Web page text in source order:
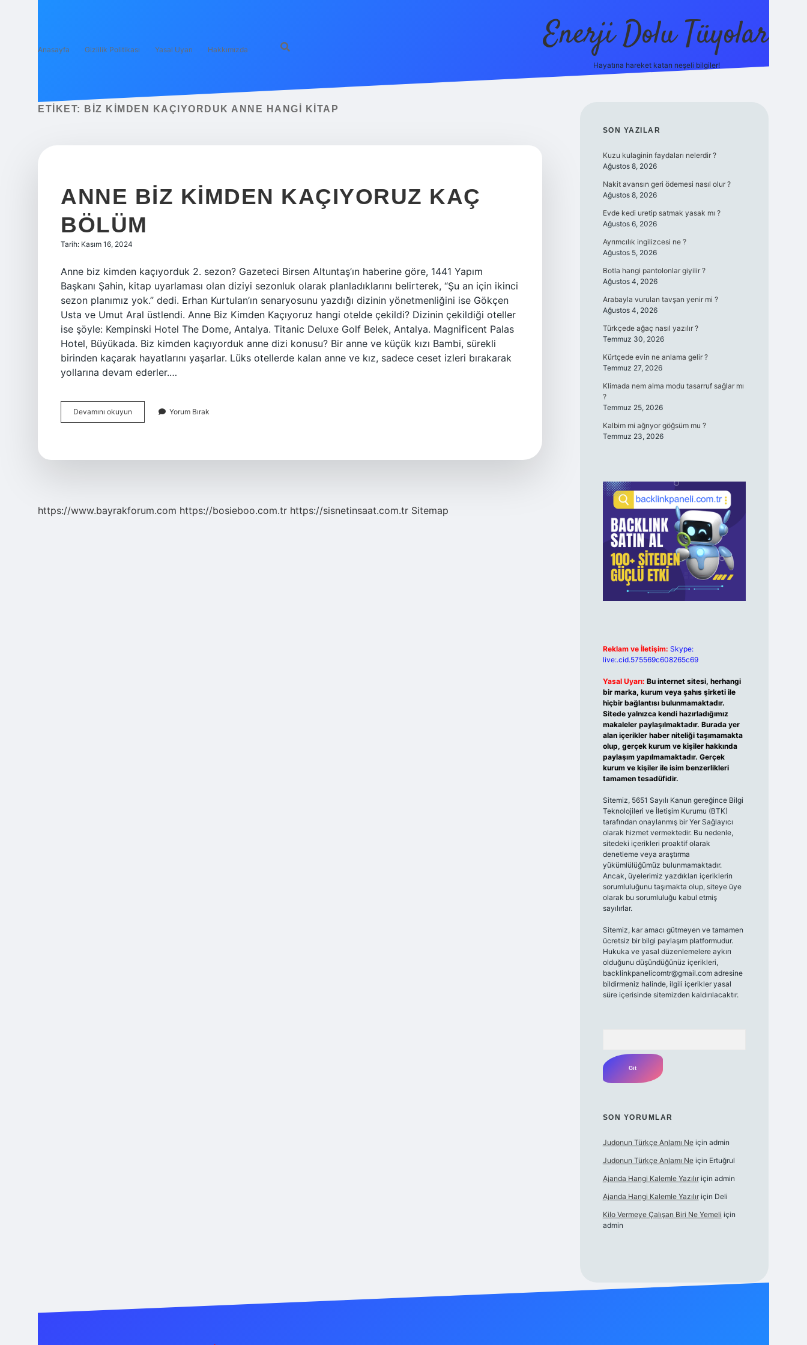
Anasayfa Gizlilik Politikası Yasal Uyarı Hakkımızda Enerji Dolu Tüyolar
Hayatına hareket katan neşeli bilgiler!
ETIKET: BIZ KIMDEN KAÇIYORDUK ANNE HANGI KITAP
ANNE BIZ KIMDEN KAÇIYORUZ KAÇ
BÖLÜM
Tarih: Kasım 16, 2024
Anne biz kimden kaçıyorduk 2. sezon? Gazeteci Birsen Altuntaş’ın haberine göre, 1441 Yapım
Başkanı Şahin, kitap uyarlaması olan diziyi sezonluk olarak planladıklarını belirterek, “Şu an için ikinci
sezon planımız yok.” dedi. Erhan Kurtulan’ın senaryosunu yazdığı dizinin yönetmenliğini ise Gökçen
Usta ve Umut Aral üstlendi. Anne Biz Kimden Kaçıyoruz hangi otelde çekildi? Dizinin çekildiği oteller
ise şöyle: Kempinski Hotel The Dome, Antalya. Titanic Deluxe Golf Belek, Antalya. Magnificent Palas
Hotel, Büyükada. Biz kimden kaçıyorduk anne dizi konusu? Bir anne ve küçük kızı Bambi, sürekli
birinden kaçarak hayatlarını yaşarlar. Lüks otellerde kalan anne ve kız, sadece ceset izleri bırakarak
yollarına devam ederler.…
Devamını okuyun
Biz
Yorum Bırak
https://www.bayrakforum.com https://bosieboo.com.tr https://sisnetinsaat.com.tr Sitemap
SIDEBAR
SON YAZILAR
Kuzu kulaginin faydaları nelerdir ?
Ağustos 8, 2026
Nakit avansın geri ödemesi nasıl olur ?
Ağustos 8, 2026
Evde kedi uretip satmak yasak mı ?
Ağustos 6, 2026
Ayrımcılık ingilizcesi ne ?
Ağustos 5, 2026
Botla hangi pantolonlar giyilir ?
Ağustos 4, 2026
Arabayla vurulan tavşan yenir mi ?
Ağustos 4, 2026
Türkçede ağaç nasıl yazılır ?
Temmuz 30, 2026
Kürtçede evin ne anlama gelir ?
Temmuz 27, 2026
Klimada nem alma modu tasarruf sağlar mı
?
Temmuz 25, 2026
Kalbim mi ağrıyor göğsüm mu ?
Temmuz 23, 2026
Reklam ve İletişim: Skype:
live:.cid.575569c608265c69
Yasal Uyarı: Bu internet sitesi, herhangi
bir marka, kurum veya şahıs şirketi ile
hiçbir bağlantısı bulunmamaktadır.
Sitede yalnızca kendi hazırladığımız
makaleler paylaşılmaktadır. Burada yer
alan içerikler haber niteliği taşımamakta
olup, gerçek kurum ve kişiler hakkında
paylaşım yapılmamaktadır. Gerçek
kurum ve kişiler ile isim benzerlikleri
tamamen tesadüfidir.
Sitemiz, 5651 Sayılı Kanun gereğince Bilgi
Teknolojileri ve İletişim Kurumu (BTK)
tarafından onaylanmış bir Yer Sağlayıcı
olarak hizmet vermektedir. Bu nedenle,
sitedeki içerikleri proaktif olarak
denetleme veya araştırma
yükümlülüğümüz bulunmamaktadır.
Ancak, üyelerimiz yazdıkları içeriklerin
sorumluluğunu taşımakta olup, siteye üye
olarak bu sorumluluğu kabul etmiş
sayılırlar.
Sitemiz, kar amacı gütmeyen ve tamamen
ücretsiz bir bilgi paylaşım platformudur.
Hukuka ve yasal düzenlemelere aykırı
olduğunu düşündüğünüz içerikleri,
backlinkpanelicomtr@gmail.comadresine
bildirmeniz halinde, ilgili içerikler yasal
süre içerisinde sitemizden kaldırılacaktır.
SON YORUMLAR
Judonun Türkçe Anlamı Neiçin admin
Judonun Türkçe Anlamı Neiçin Ertuğrul
Ajanda Hangi Kalemle Yazılıriçin admin
Ajanda Hangi Kalemle Yazılıriçin Deli
Kilo Vermeye Çalışan Biri Ne Yemeli için
admin